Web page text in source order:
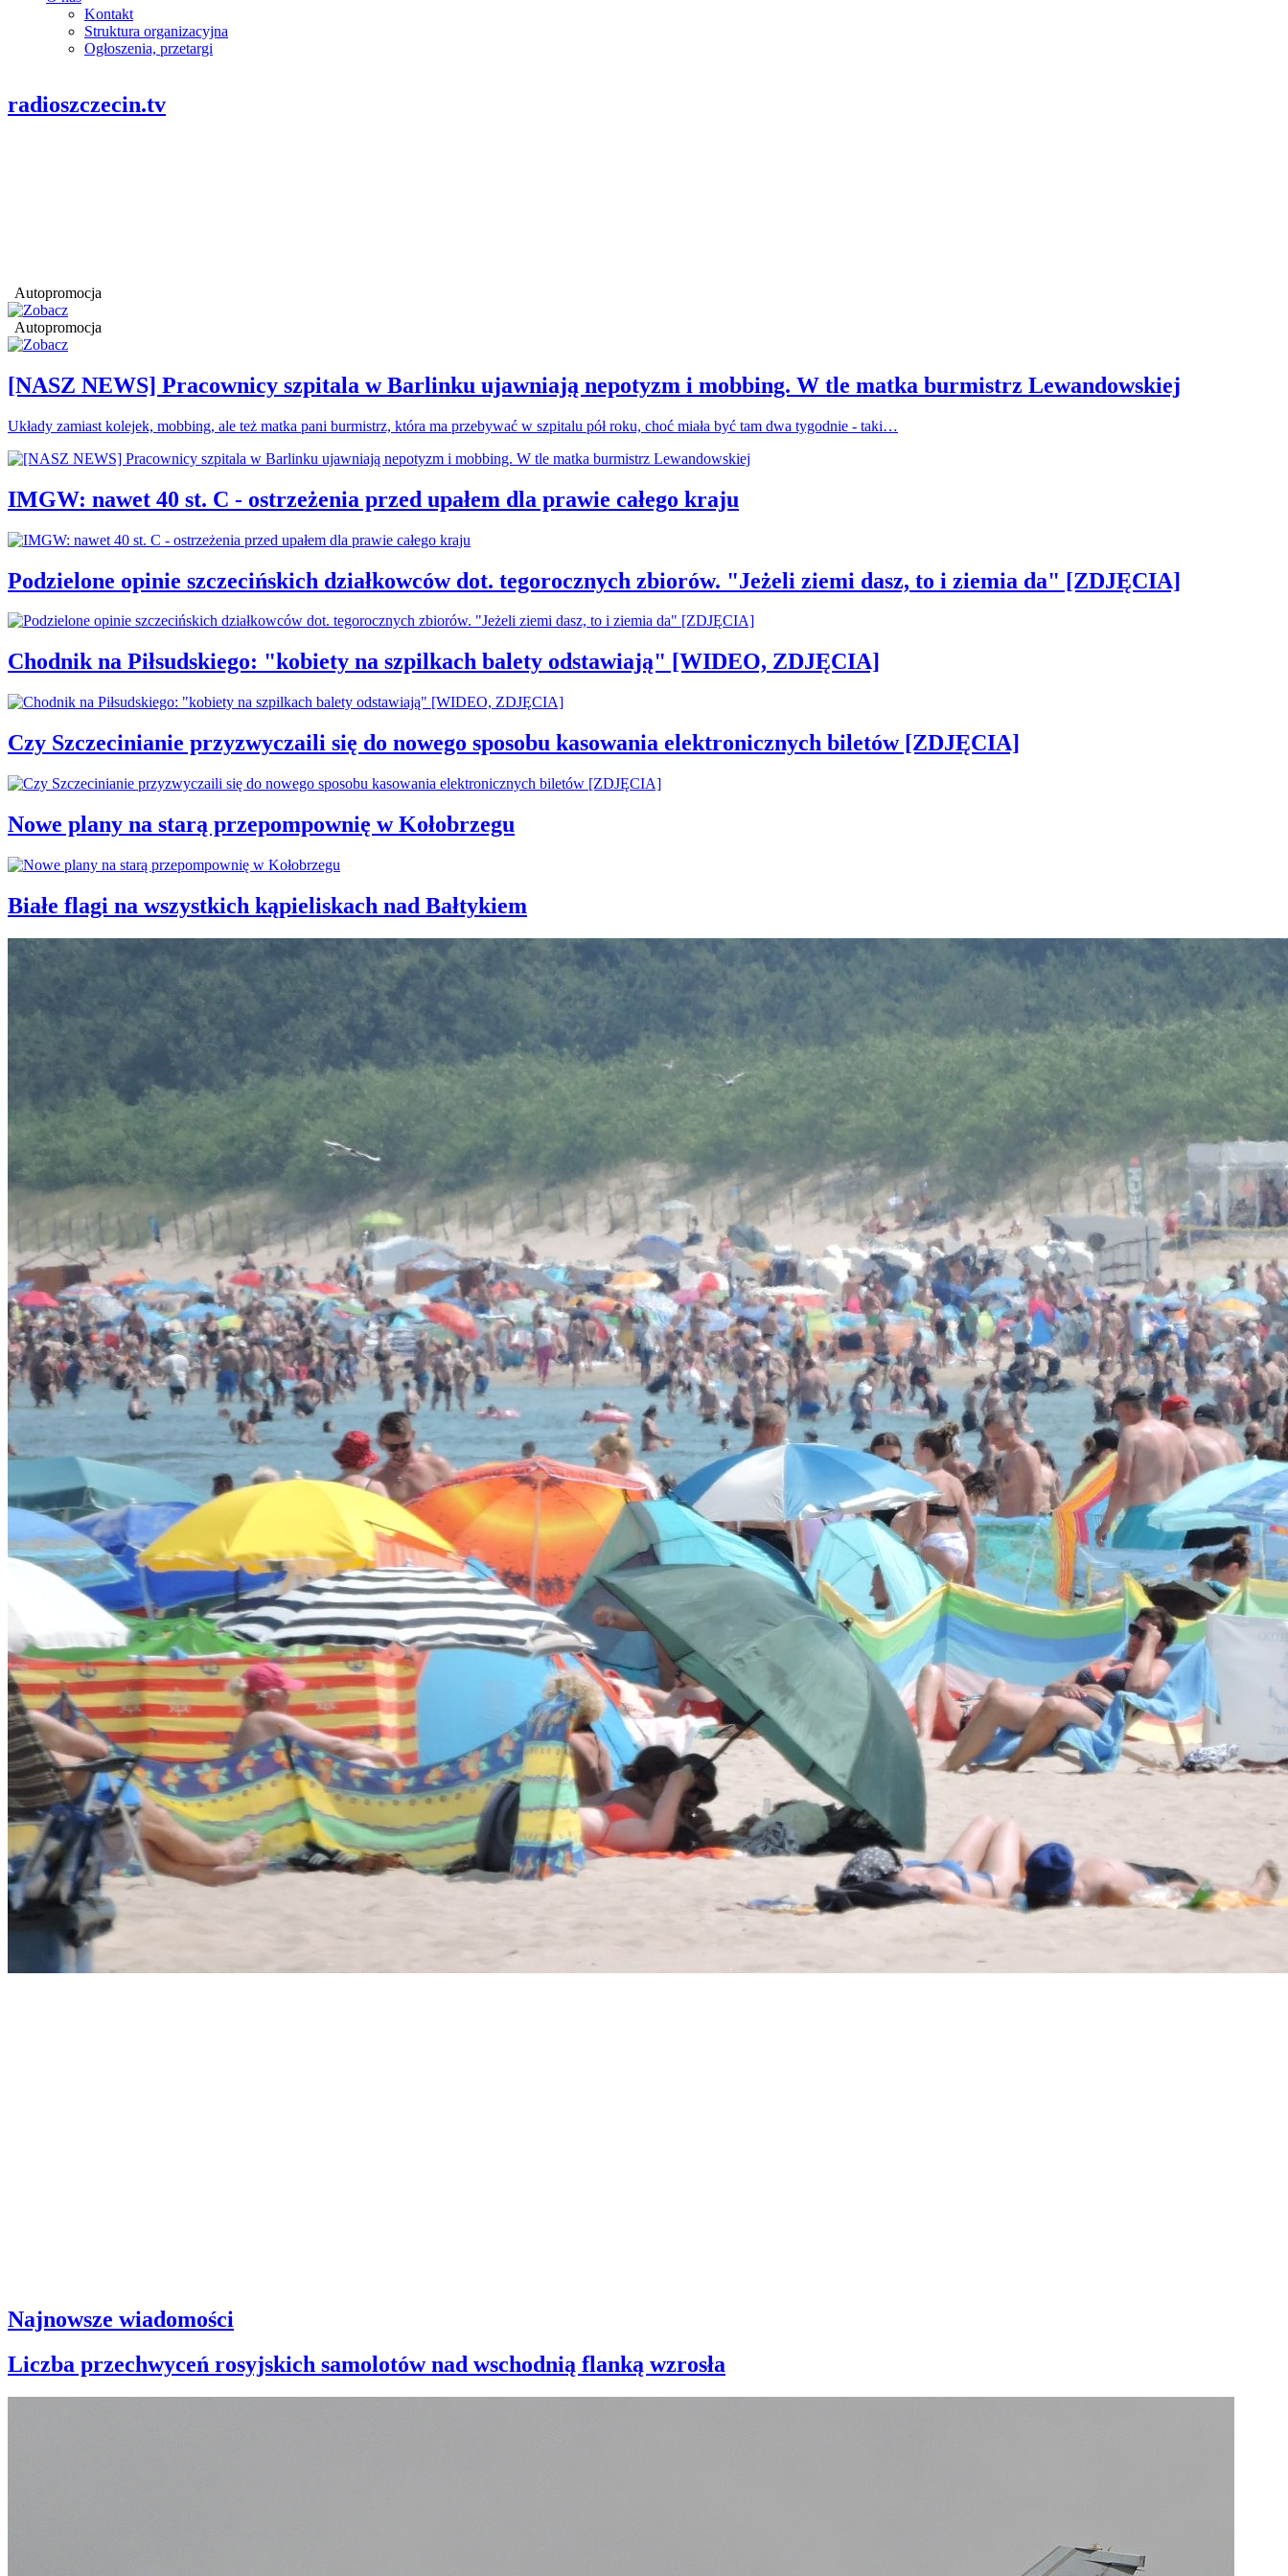
Kontakt
Struktura organizacyjna
Ogłoszenia, przetargi
radioszczecin.tv
Autopromocja
Autopromocja
[NASZ NEWS] Pracownicy szpitala w Barlinku ujawniają nepotyzm i mobbing. W tle matka burmistrz Lewandowskiej
Układy zamiast kolejek, mobbing, ale też matka pani burmistrz, która ma przebywać w szpitalu pół roku, choć miała być tam dwa tygodnie - taki…
IMGW: nawet 40 st. C - ostrzeżenia przed upałem dla prawie całego kraju
Podzielone opinie szczecińskich działkowców dot. tegorocznych zbiorów. "Jeżeli ziemi dasz, to i ziemia da" [ZDJĘCIA]
Chodnik na Piłsudskiego: "kobiety na szpilkach balety odstawiają" [WIDEO, ZDJĘCIA]
Czy Szczecinianie przyzwyczaili się do nowego sposobu kasowania elektronicznych biletów [ZDJĘCIA]
Nowe plany na starą przepompownię w Kołobrzegu
Białe flagi na wszystkich kąpieliskach nad Bałtykiem
Najnowsze wiadomości
Liczba przechwyceń rosyjskich samolotów nad wschodnią flanką wzrosła